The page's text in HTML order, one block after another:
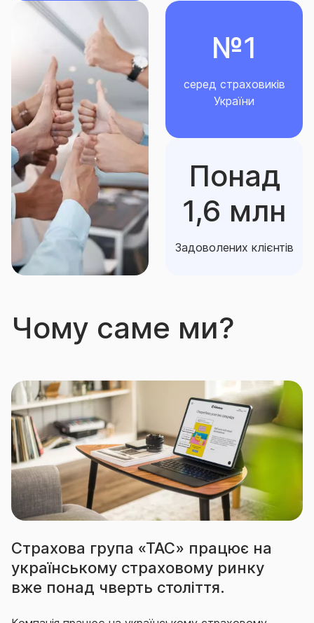
№1
серед страховиків
України
Понад
1,6 млн
Задоволених клієнтів
Чому саме ми?
Страхова група «ТАС» працює на
українському страховому ринку
вже понад чверть століття.